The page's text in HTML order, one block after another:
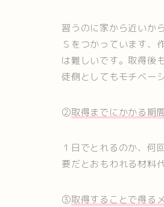
習うのに家から近いか
Ｓをつかっています、
は難しいです。取得後
徒側としてもモチベー
②取得までにかかる期
１日でとれるのか、何
要だとおもわれる材料
③取得することで得る